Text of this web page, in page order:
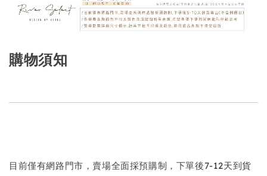
購物須知
目前僅有網路門市，賣場全面採預購制，下單後7-12天到貨